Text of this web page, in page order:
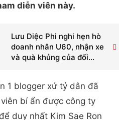
diễn viên này.
Lưu Diệc Phi nghi hẹn hò
doanh nhân U60, nhận xe
và quà khủng của đối...
1 blogger xứ tỷ dân đã
bí ẩn được công ty
duy nhất Kim Sae Ron